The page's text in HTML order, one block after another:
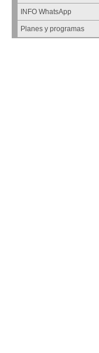
INFO WhatsApp
Planes y programas